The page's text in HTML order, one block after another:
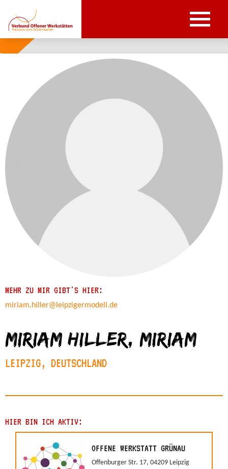
MEHR ZU MIR GIBT'S HIER:
miriam.hiller@leipzigermodell.de
Miriam Hiller, miriam
LEIPZIG, DEUTSCHLAND
HIER BIN ICH AKTIV:
OFFENE WERKSTATT GRÜNAU
Offenburger Str. 17, 04209 Leipzig